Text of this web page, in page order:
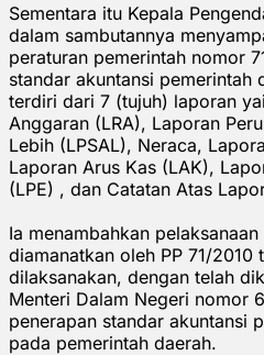
Sementara itu Kepala
dalam sambutannya
peraturan pemerintah nomor
standar akuntansi pemerintah
terdiri dari 7 (tujuh) laporan
Anggaran (LRA), Laporan
Lebih (LPSAL), Neraca,
Laporan Arus Kas (LAK),
(LPE) , dan Catatan Atas
Ia menambahkan
diamanatkan oleh PP 71/2010
dilaksanakan, dengan telah
Menteri Dalam Negeri nomor
penerapan standar akuntansi
pada pemerintah daerah.